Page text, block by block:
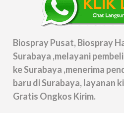
Biospray Pusat, Biospray
Surabaya ,melayani
ke Surabaya ,menerima
baru di Surabaya, layanan
Gratis Ongkos Kirim.